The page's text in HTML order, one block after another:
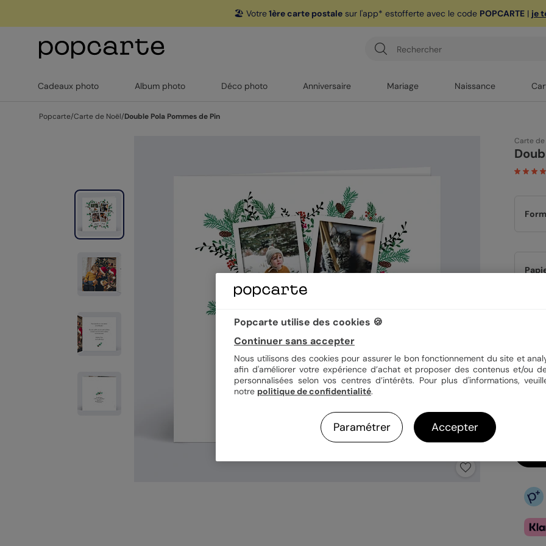
🏖️ Votre1ère carte postalesur l'app* estofferte avec le code POPCARTE| je
Cadeaux photo Album photo Déco photo Anniversaire Mariage Naissance
Popcarte/Carte de Noël/Double Pola Pommes de Pin
Carte de
Popcarte utilise des cookies 🍪
Continuer sans accepter
Nous utilisons des cookies pour assurer le bon fonctionnement du site et
afin d'améliorer votre expérience d’achat et proposer des contenus et/ou
personnalisées selon vos centres d’intérêts. Pour plus d'informations,
notre politique de confidentialité.
Paramétrer Accepter